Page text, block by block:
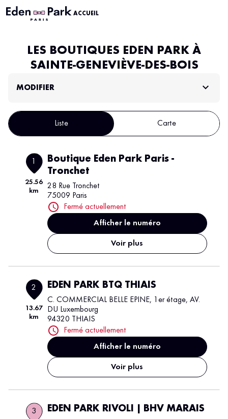
ACCUEIL
LES BOUTIQUES EDEN PARK À
SAINTE-GENEVIÈVE-DES-BOIS
MODIFIER
Liste Carte
25.56
km
Boutique Eden Park Paris -
Tronchet
28 Rue Tronchet
75009 Paris
Fermé actuellement
Afficher le numéro
Voir plus
2
13.67
km
EDEN PARK BTQ THIAIS
C. COMMERCIAL BELLE EPINE, 1er étage, AV.
DU Luxembourg
94320 THIAIS
Fermé actuellement
Afficher le numéro
Voir plus
3 EDEN PARK RIVOLI | BHV MARAIS